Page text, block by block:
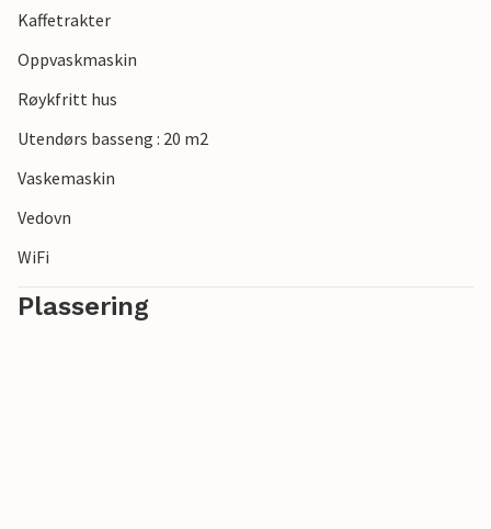
Kaffetrakter
Oppvaskmaskin
Røykfritt hus
Utendørs basseng : 20 m2
Vaskemaskin
Vedovn
WiFi
Plassering